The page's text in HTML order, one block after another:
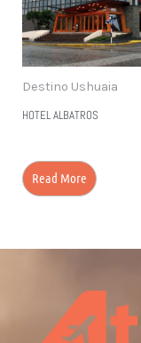
Destino Ushuaia
HOTEL ALBATROS
Read More